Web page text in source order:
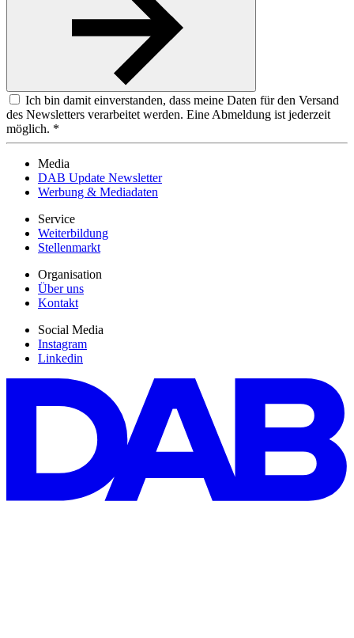
Ich bin damit einverstanden, dass meine Daten für den Versand
des Newsletters verarbeitet werden. Eine Abmeldung ist jederzeit
möglich. *
Media
DAB Update Newsletter
Werbung & Mediadaten
Service
Weiterbildung
Stellenmarkt
Organisation
Über uns
Kontakt
Social Media
Instagram
Linkedin